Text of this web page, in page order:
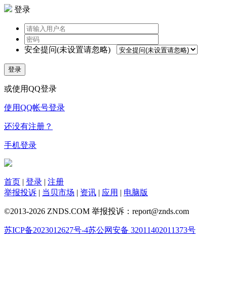
登录
安全提问(未设置请忽略)
登录
或使用QQ登录
使用QQ帐号登录
还没有注册？
手机登录
首页 | 登录 | 注册
举报投诉 | 当贝市场 | 资讯 | 应用 | 电脑版
©2013-2026 ZNDS.COM 举报投诉：report@znds.com
苏ICP备2023012627号-4苏公网安备 32011402011373号